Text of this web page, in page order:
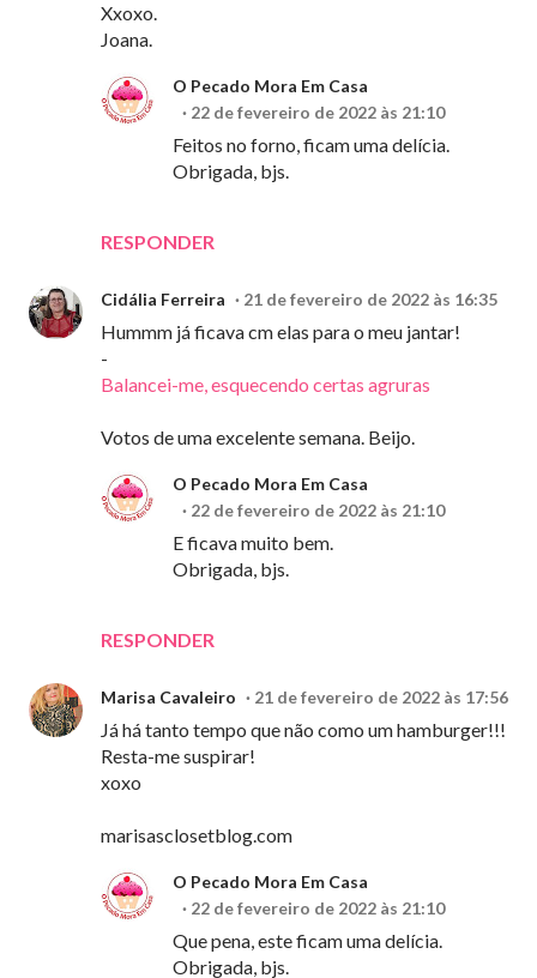
Xxoxo.
Joana.
RESPONDER
O Pecado Mora Em Casa
22 de fevereiro de 2022 às 21:10
Feitos no forno, ficam uma delícia.
Obrigada, bjs.
Cidália Ferreira 21 de fevereiro de 2022 às 16:35
Hummm já ficava cm elas para o meu jantar!
-
Balancei-me, esquecendo certas agruras
Votos de uma excelente semana. Beijo.
RESPONDER
O Pecado Mora Em Casa
22 de fevereiro de 2022 às 21:10
E ficava muito bem.
Obrigada, bjs.
Marisa Cavaleiro 21 de fevereiro de 2022 às 17:56
Já há tanto tempo que não como um hamburger!!!
Resta-me suspirar!
xoxo
marisasclosetblog.com
O Pecado Mora Em Casa
22 de fevereiro de 2022 às 21:10
Que pena, este ficam uma delícia.
Obrigada, bjs.